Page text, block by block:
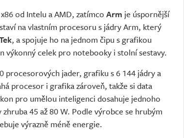
od Intelu a AMD, zatímco Arm je úspornější
na vlastním procesoru s jádry Arm, který
, a spojuje ho na jednom čipu s grafikou
výkonný celek pro notebooky i stolní sestavy.
procesorových jader, grafiku s 6 144 jádry a
procesor i grafika zároveň, takže si data
pro umělou inteligenci dosahuje jednoho
45 až 80 W. Podle výrobce se hrubým
výrazně méně energie.